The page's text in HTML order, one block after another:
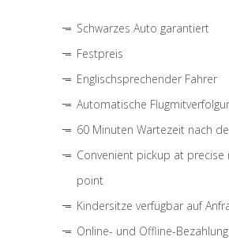
Schwarzes Auto garantiert
Festpreis
Englischsprechender Fahrer
Automatische
60 Minuten Wartezeit nach
Convenient pickup at precise
point
Kindersitze verfügbar auf
Online- und Offline-